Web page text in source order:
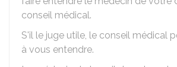
conseil médical.
S'il le juge utile, le conseil médical
à vous entendre.